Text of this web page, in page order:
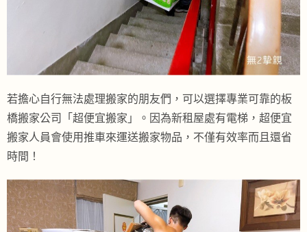
若擔心自行無法處理搬家的朋友們，可以選擇專業可靠的板
橋搬家公司「超便宜搬家」。因為新租屋處有電梯，超便宜
搬家人員會使用推車來運送搬家物品，不僅有效率而且還省
時間！